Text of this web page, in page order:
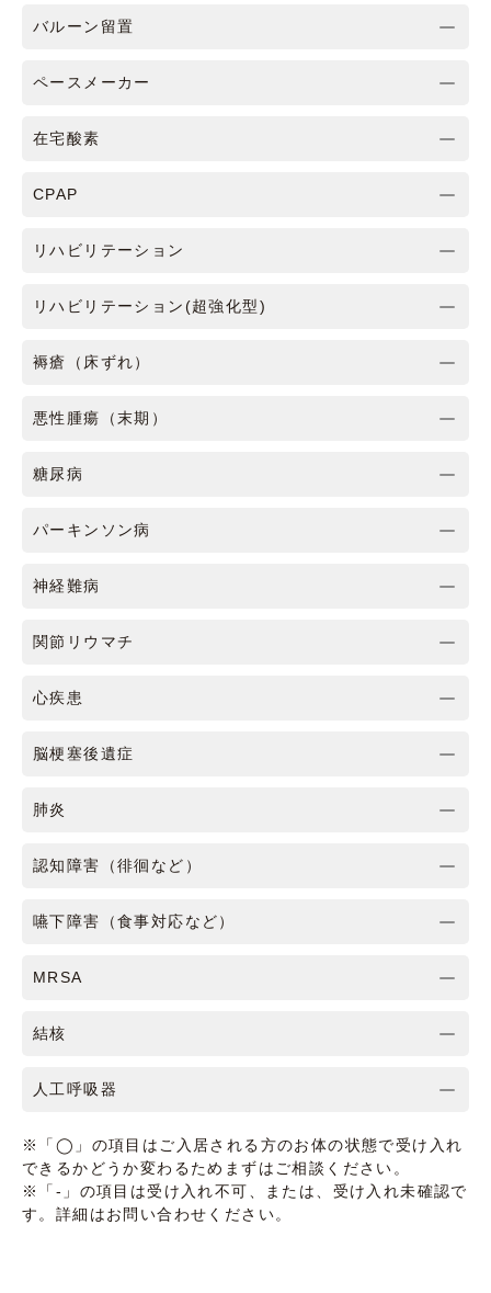
バルーン留置
ペースメーカー
在宅酸素
CPAP
リハビリテーション
リハビリテーション(超強化型)
褥瘡（床ずれ）
悪性腫瘍（末期）
糖尿病
パーキンソン病
神経難病
関節リウマチ
心疾患
脳梗塞後遺症
肺炎
認知障害（徘徊など）
嚥下障害（食事対応など）
MRSA
結核
人工呼吸器
※「◯」の項目はご入居される方のお体の状態で受け入れ
できるかどうか変わるためまずはご相談ください。
※「-」の項目は受け入れ不可、または、受け入れ未確認で
す。詳細はお問い合わせください。